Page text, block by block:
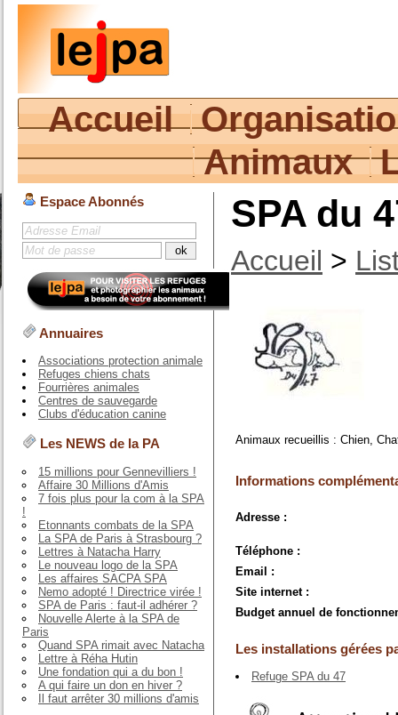
Accueil
Animaux
Espace Abonnés
Annuaires
Associations protection animale
Refuges chiens chats
Fourrières animales
Centres de sauvegarde
Clubs d'éducation canine
Les NEWS de la PA
15 millions pour Gennevilliers !
Affaire 30 Millions d'Amis
7 fois plus pour la com à la SPA
!
Etonnants combats de la SPA
La SPA de Paris à Strasbourg ?
Lettres à Natacha Harry
Le nouveau logo de la SPA
Les affaires SACPA SPA
Nemo adopté ! Directrice virée !
SPA de Paris : faut-il adhérer ?
Nouvelle Alerte à la SPA de
Paris
Quand SPA rimait avec Natacha
Lettre à Réha Hutin
Une fondation qui a du bon !
A qui faire un don en hiver ?
Il faut arrêter 30 millions d'amis
SPA du
Accueil >
Animaux recueillis : Chien,
Informations
Adresse :
Téléphone :
Email :
Site internet :
Budget annuel de
Les installations gérées
Refuge SPA du 47